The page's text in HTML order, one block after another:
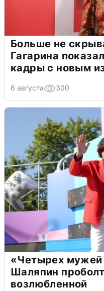
Больше не
Гагарина
кадры с новым
6 августа 300
«Четырех мужей
Шаляпин
возлюбленной